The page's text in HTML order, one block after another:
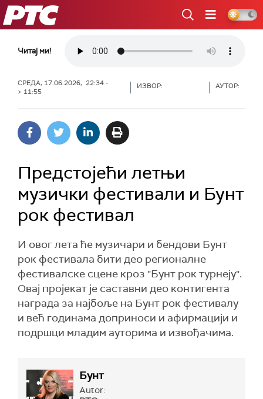
РТС
Читај ми!
СРЕДА, 17.06.2026, 22:34 -
> 11:55
ИЗВОР: АУТОР:
Предстојећи летњи
музички фестивали и Бунт
рок фестивал
И овог лета ће музичари и бендови Бунт
рок фестивала бити део регионалне
фестивалске сцене кроз "Бунт рок турнеју".
Овај пројекат је саставни део контигента
награда за најбоље на Бунт рок фестивалу
и већ годинама доприноси и афирмацији и
подршци младим ауторима и извођачима.
Бунт
Autor: